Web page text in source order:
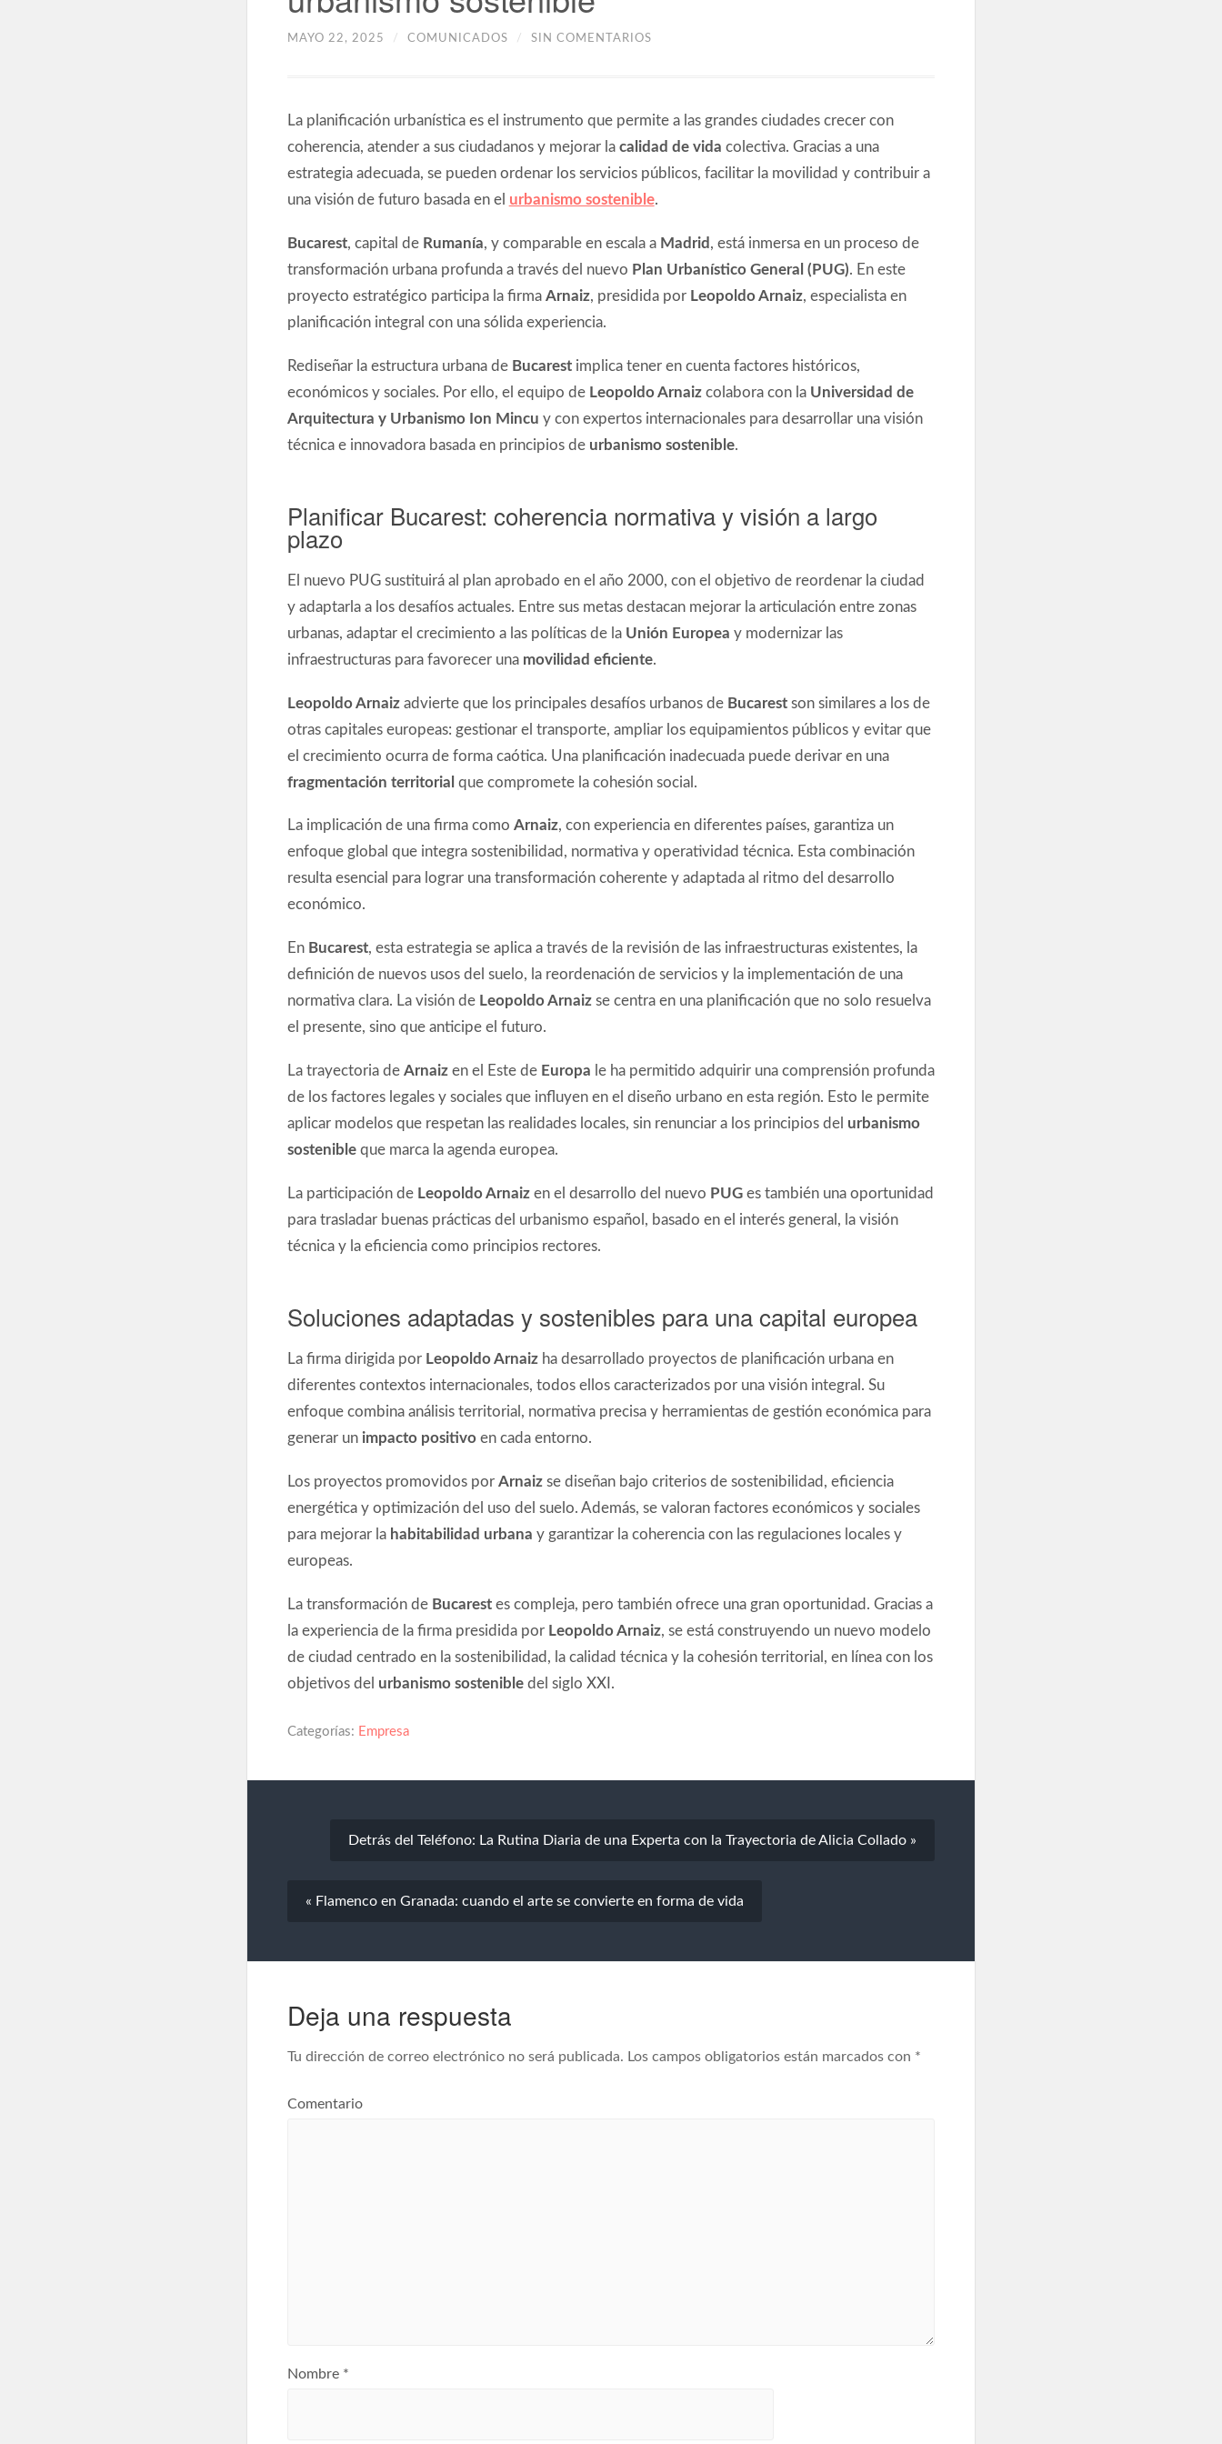
MAYO 22, 2025 / COMUNICADOS / SIN COMENTARIOS
La planificación urbanística es el instrumento que permite a las grandes ciudades crecer con
coherencia, atender a sus ciudadanos y mejorar la calidad de vidacolectiva. Gracias a una
estrategia adecuada, se pueden ordenar los servicios públicos, facilitar la movilidad y contribuir a
una visión de futuro basada en el urbanismo sostenible.
Bucarest, capital de Rumanía , y comparable en escala a Madrid
, está inmersa en un proceso de
transformación urbana profunda a través del nuevo Plan Urbanístico General (PUG). En este
proyecto estratégico participa la firma Arnaiz, presidida por Leopoldo Arnaiz, especialista en
planificación integral con una sólida experiencia.
Rediseñar la estructura urbana de Bucarestimplica tener en cuenta factores históricos,
económicos y sociales. Por ello, el equipo de Leopoldo Arnaizcolabora con la Universidad de
Arquitectura y Urbanismo Ion Mincu y con expertos internacionales para desarrollar una visión
técnica e innovadora basada en principios de urbanismo sostenible.
Planificar Bucarest: coherencia normativa y visión a largo
plazo
El nuevo PUG sustituirá al plan aprobado en el año 2000, con el objetivo de reordenar la ciudad
y adaptarla a los desafíos actuales. Entre sus metas destacan mejorar la articulación entre zonas
urbanas, adaptar el crecimiento a las políticas de la Unión Europeay modernizar las
infraestructuras para favorecer una movilidad eficiente.
Leopoldo Arnaizadvierte que los principales desafíos urbanos de Bucarestson similares a los de
otras capitales europeas: gestionar el transporte, ampliar los equipamientos públicos y evitar que
el crecimiento ocurra de forma caótica. Una planificación inadecuada puede derivar en una
fragmentación territorialque compromete la cohesión social.
La implicación de una firma como Arnaiz, con experiencia en diferentes países, garantiza un
enfoque global que integra sostenibilidad, normativa y operatividad técnica. Esta combinación
resulta esencial para lograr una transformación coherente y adaptada al ritmo del desarrollo
económico.
En Bucarest, esta estrategia se aplica a través de la revisión de las infraestructuras existentes, la
definición de nuevos usos del suelo, la reordenación de servicios y la implementación de una
normativa clara. La visión de Leopoldo Arnaizse centra en una planificación que no solo resuelva
el presente, sino que anticipe el futuro.
La trayectoria de Arnaizen el Este de Europale ha permitido adquirir una comprensión profunda
de los factores legales y sociales que influyen en el diseño urbano en esta región. Esto le permite
aplicar modelos que respetan las realidades locales, sin renunciar a los principios del urbanismo
sostenibleque marca la agenda europea.
La participación de Leopoldo Arnaizen el desarrollo del nuevoPUGes también una oportunidad
para trasladar buenas prácticas del urbanismo español, basado en el interés general, la visión
técnica y la eficiencia como principios rectores.
Soluciones adaptadas y sostenibles para una capital europea
La firma dirigida por Leopoldo Arnaizha desarrollado proyectos de planificación urbana en
diferentes contextos internacionales, todos ellos caracterizados por una visión integral. Su
enfoque combina análisis territorial, normativa precisa y herramientas de gestión económica para
generar un impacto positivoen cada entorno.
Los proyectos promovidos por Arnaizse diseñan bajo criterios de sostenibilidad, eficiencia
energética y optimización del uso del suelo. Además, se valoran factores económicos y sociales
para mejorar la habitabilidad urbana y garantizar la coherencia con las regulaciones locales y
europeas.
La transformación de Bucarestes compleja, pero también ofrece una gran oportunidad. Gracias a
la experiencia de la firma presidida por Leopoldo Arnaiz, se está construyendo un nuevo modelo
de ciudad centrado en la sostenibilidad, la calidad técnica y la cohesión territorial, en línea con los
objetivos del urbanismo sostenibledel siglo XXI.
Categorías: Empresa
Detrás del Teléfono: La Rutina Diaria de una Experta con la Trayectoria de Alicia Collado »
« Flamenco en Granada: cuando el arte se convierte en forma de vida
Deja una respuesta
Tu dirección de correo electrónico no será publicada. Los campos obligatorios están marcados con *
Comentario
Nombre *